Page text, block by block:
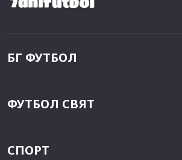
БГ ФУТБОЛ
ФУТБОЛ СВЯТ
СПОРТ